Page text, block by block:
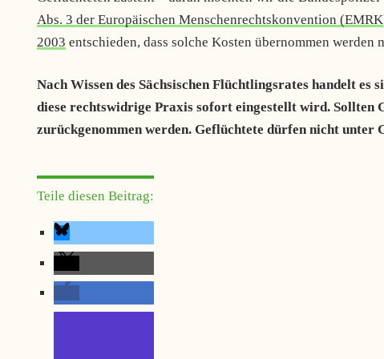
Abs. 3 der Europäischen Menschenrechtskonvention (EMRK
2003 entschieden, dass solche Kosten übernommen werden
Nach Wissen des Sächsischen Flüchtlingsrates handelt
diese rechtswidrige Praxis sofort eingestellt wird. Sollten
zurückgenommen werden. Geflüchtete dürfen nicht unter
Teile diesen Beitrag: